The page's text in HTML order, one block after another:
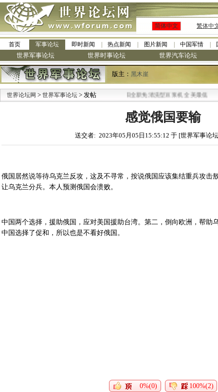
简体中文 繁体中
首页 军事论坛 即时新闻 热点新闻 图片新闻 中国军情
世界军事论坛 世界时事论坛 世界汽车论坛
版主： 黑木崖
世界论坛网 > 世界军事论坛 > 发帖 九阳全新免清洗型豆浆机 全美最低
感觉俄国要输
送交者: 2023年05月05日15:55:12 于 [世界军事论
俄国居然说等待乌克兰反攻，这及不寻常，按说俄国应该集结重兵攻击
让乌克兰分兵。本人预测俄国会溃败。
中国两个选择，援助俄国，应对美国援助台湾。第二，倒向欧洲，帮助
中国选择了促和，所以也是不看好俄国。
0%(0) 100%(2)